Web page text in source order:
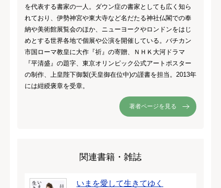
を代表する書家の一人。ダウン症の書家としても広く知ら
れており、伊勢神宮や東大寺など名だたる神社仏閣での奉
納や美術館展覧会のほか、ニューヨークやロンドンをはじ
めとする世界各地で個展や公演を開催している。バチカン
市国ローマ教皇に大作『祈』の寄贈、ＮＨＫ大河ドラマ
『平清盛』の題字、東京オリンピック公式アートポスター
の制作、上皇陛下御製(天皇御在位中)の謹書を担当。2013年
には紺綬褒章を受章。
著者ページを見る
関連書籍・雑誌
いまを愛して生きてゆく